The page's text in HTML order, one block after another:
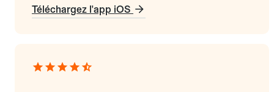
Téléchargez l'app iOS